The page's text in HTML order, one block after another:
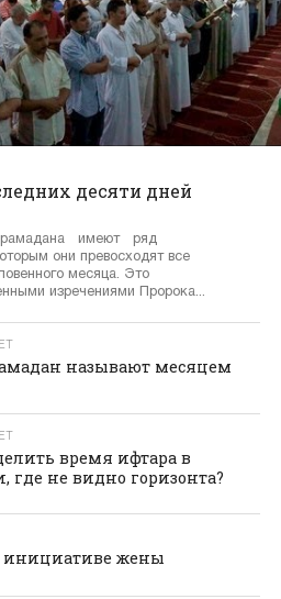
десяти дней
имеют ряд
они превосходят все
месяца. Это
изречениями Пророка...
называют месяцем
время ифтара в
где не видно горизонта?
инициативе жены